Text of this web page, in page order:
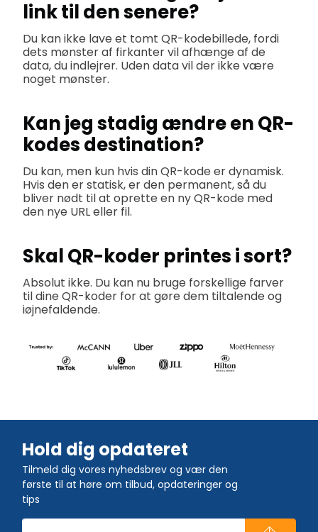
link til den senere?
Du kan ikke lave et tomt QR-kodebillede, fordi
dets mønster af firkanter vil afhænge af de
data, du indlejrer. Uden data vil der ikke være
noget mønster.
Kan jeg stadig ændre en QR-
kodes destination?
Du kan, men kun hvis din QR-kode er dynamisk.
Hvis den er statisk, er den permanent, så du
bliver nødt til at oprette en ny QR-kode med
den nye URL eller fil.
Skal QR-koder printes i sort?
Absolut ikke. Du kan nu bruge forskellige farver
til dine QR-koder for at gøre dem tiltalende og
iøjnefaldende.
Hold dig opdateret
Tilmeld dig vores nyhedsbrev og vær den
første til at høre om tilbud, opdateringer og
tips